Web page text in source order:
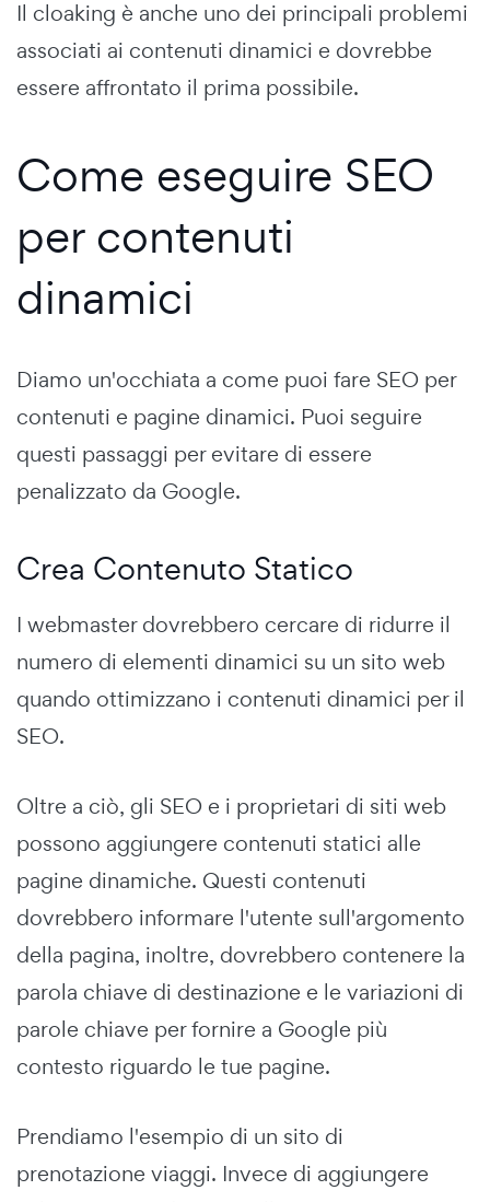
Il cloaking è anche uno dei principali problemi
associati ai contenuti dinamici e dovrebbe
essere affrontato il prima possibile.
Come eseguire SEO
per contenuti
dinamici
Diamo un'occhiata a come puoi fare SEO per
contenuti e pagine dinamici. Puoi seguire
questi passaggi per evitare di essere
penalizzato da Google.
Crea Contenuto Statico
I webmaster dovrebbero cercare di ridurre il
numero di elementi dinamici su un sito web
quando ottimizzano i contenuti dinamici per il
SEO.
Oltre a ciò, gli SEO e i proprietari di siti web
possono aggiungere contenuti statici alle
pagine dinamiche. Questi contenuti
dovrebbero informare l'utente sull'argomento
della pagina, inoltre, dovrebbero contenere la
parola chiave di destinazione e le variazioni di
parole chiave per fornire a Google più
contesto riguardo le tue pagine.
Prendiamo l'esempio di un sito di
prenotazione viaggi. Invece di aggiungere